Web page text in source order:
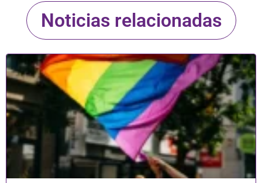
Noticias relacionadas